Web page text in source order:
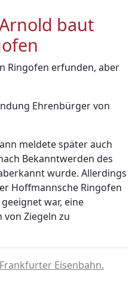
baut
Ringofen erfunden, aber
Ehrenbürger von
meldete später auch
Bekanntwerden des
wurde. Allerdings
Hoffmannsche Ringofen
war, eine
Ziegeln zu
Eisenbahn.